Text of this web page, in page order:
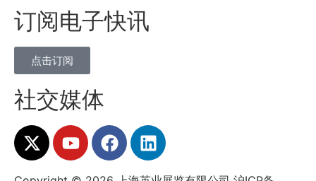
订阅电子快讯
点击订阅
社交媒体